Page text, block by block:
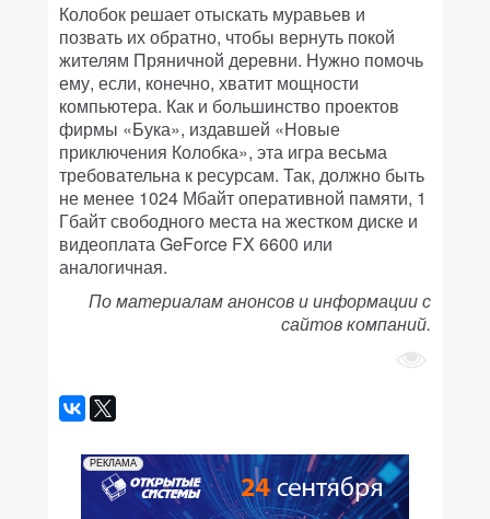
Колобок решает отыскать муравьев и
позвать их обратно, чтобы вернуть покой
жителям Пряничной деревни. Нужно помочь
ему, если, конечно, хватит мощности
компьютера. Как и большинство проектов
фирмы «Бука», издавшей «Новые
приключения Колобка», эта игра весьма
требовательна к ресурсам. Так, должно быть
не менее 1024 Мбайт оперативной памяти, 1
Гбайт свободного места на жестком диске и
видеоплата GeForce FX 6600 или
аналогичная.
По материалам анонсов и информации с
сайтов компаний.
РЕКЛАМА